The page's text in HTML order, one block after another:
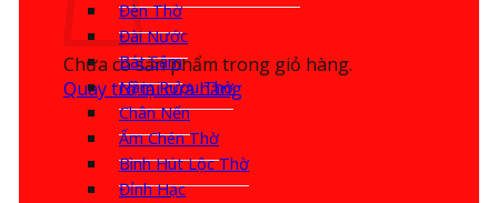
Chưa có sản phẩm trong giỏ hàng.
Quay trở lại cửa hàng
Đèn Thờ
Đài Nước
Bát Sâm
Nậm Rượu Thờ
Chân Nến
Ấm Chén Thờ
Bình Hút Lộc Thờ
Đỉnh Hạc